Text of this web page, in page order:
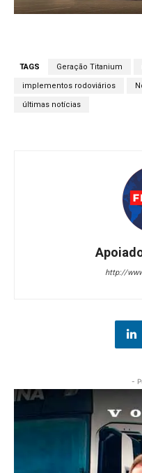
TAGS Geração Titanium
implementos rodoviários
últimas notícias
http://
-